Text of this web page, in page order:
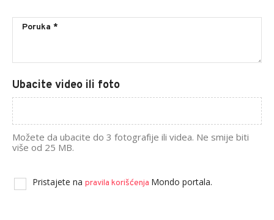
Ubacite video ili foto
Možete da ubacite do 3 fotografije ili videa. Ne smije biti
više od 25 MB.
Pristajete na pravila korišćenja Mondo portala.